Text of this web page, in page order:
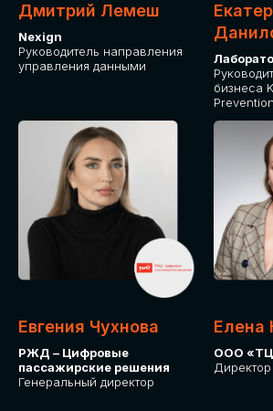
Дмитрий Лемеш
Nexign
Руководитель направления
управления данными
бизнеса
Prevention
Евгения Чухнова
РЖД – Цифровые
пассажирские решения
Генеральный директор
Елена
ООО
Оплата через сервис Timepad
ПРИОБРЕСТИ БИЛЕТ